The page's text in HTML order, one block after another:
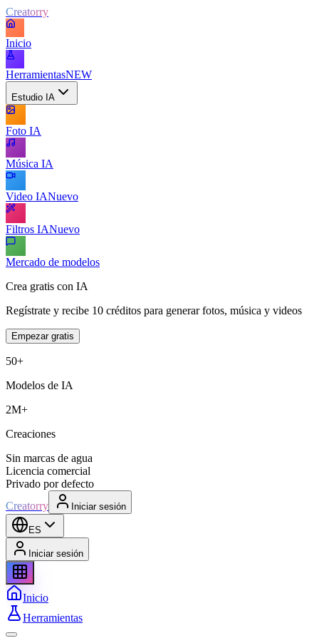
Creatorry
Inicio
HerramientasNEW
Estudio IA
Foto IA
Música IA
Video IANuevo
Filtros IANuevo
Mercado de modelos
Crea gratis con IA
Regístrate y recibe 10 créditos para generar fotos, música y videos
Empezar gratis
50+
Modelos de IA
2M+
Creaciones
Sin marcas de agua
Licencia comercial
Privado por defecto
Creatorry
Iniciar sesión
ES
Iniciar sesión
Inicio
Herramientas